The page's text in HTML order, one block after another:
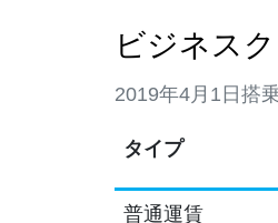
ビジネス
2019年4月1日搭
タイプ
普通運賃